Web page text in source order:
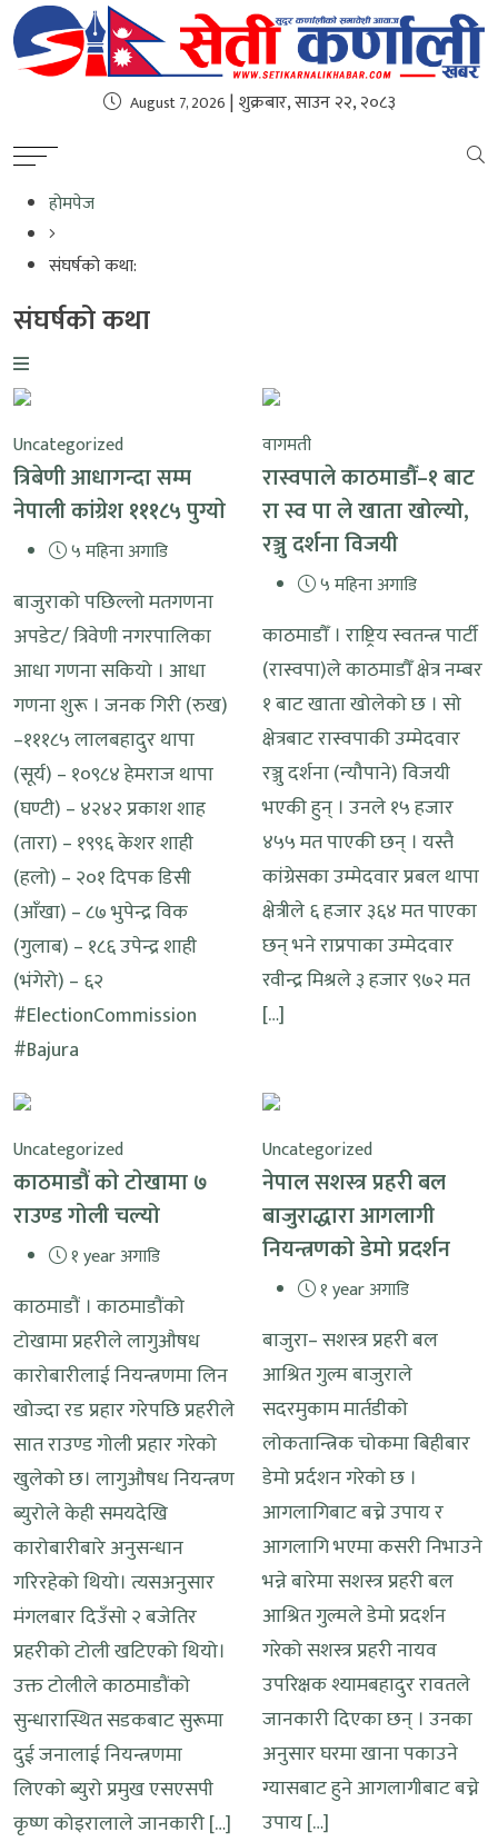
August 7, 2026 | शुक्रबार, साउन २२, २०८३
होमपेज
संघर्षको कथा:
संघर्षको कथा
Uncategorized
त्रिबेणी आधागन्दा सम्म
नेपाली कांग्रेश १११८५ पुग्याे
५ महिना अगाडि
बाजुराको पछिल्लो मतगणना
अपडेट/ त्रिवेणी नगरपालिका
आधा गणना सकियो । आधा
गणना शुरू । जनक गिरी (रुख)
–१११८५ लालबहादुर थापा
(सूर्य) – १०९८४ हेमराज थापा
(घण्टी) – ४२४२ प्रकाश शाह
(तारा) – १९९६ केशर शाही
(हलो) – २०१ दिपक डिसी
(आँखा) – ८७ भुपेन्द्र विक
(गुलाब) – १८६ उपेन्द्र शाही
(भंगेरो) – ६२
#ElectionCommission
#Bajura
वागमती
रास्वपाले काठमाडौँ–१ बाट
रा स्व पा ले खाता खोल्यो,
रञ्जु दर्शना विजयी
५ महिना अगाडि
काठमाडौँ । राष्ट्रिय स्वतन्त्र पार्टी
(रास्वपा)ले काठमाडौँ क्षेत्र नम्बर
१ बाट खाता खोलेको छ । सो
क्षेत्रबाट रास्वपाकी उम्मेदवार
रञ्जु दर्शना (न्यौपाने) विजयी
भएकी हुन् । उनले १५ हजार
४५५ मत पाएकी छन् । यस्तै
कांग्रेसका उम्मेदवार प्रबल थापा
क्षेत्रीले ६ हजार ३६४ मत पाएका
छन् भने राप्रपाका उम्मेदवार
रवीन्द्र मिश्रले ३ हजार ९७२ मत
[…]
Uncategorized
काठमाडौं काे टाेखामा ७
राउण्ड गोली चल्यो
१ year अगाडि
काठमाडौं । काठमाडौंको
टोखामा प्रहरीले लागुऔषध
कारोबारीलाई नियन्त्रणमा लिन
खोज्दा रड प्रहार गरेपछि प्रहरीले
सात राउण्ड गोली प्रहार गरेको
खुलेको छ। लागुऔषध नियन्त्रण
ब्युरोले केही समयदेखि
कारोबारीबारे अनुसन्धान
गरिरहेको थियो। त्यसअनुसार
मंगलबार दिउँसो २ बजेतिर
प्रहरीको टोली खटिएको थियो।
उक्त टोलीले काठमाडौंको
सुन्धारास्थित सडकबाट सुरूमा
दुई जनालाई नियन्त्रणमा
लिएको ब्युरो प्रमुख एसएसपी
कृष्ण कोइरालाले जानकारी […]
Uncategorized
नेपाल सशस्त्र प्रहरी बल
बाजुराद्धारा आगलागी
नियन्त्रणको डेमो प्रदर्शन
१ year अगाडि
बाजुरा– सशस्त्र प्रहरी बल
आश्रित गुल्म बाजुराले
सदरमुकाम मार्तडीको
लोकतान्त्रिक चोकमा बिहीबार
डेमो प्रर्दशन गरेको छ ।
आगलागिबाट बच्ने उपाय र
आगलागि भएमा कसरी निभाउने
भन्ने बारेमा सशस्त्र प्रहरी बल
आश्रित गुल्मले डेमो प्रदर्शन
गरेको सशस्त्र प्रहरी नायव
उपरिक्षक श्यामबहादुर रावतले
जानकारी दिएका छन् । उनका
अनुसार घरमा खाना पकाउने
ग्यासबाट हुने आगलागीबाट बच्ने
उपाय […]